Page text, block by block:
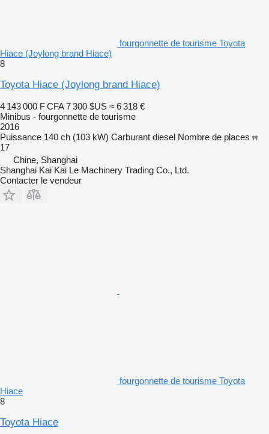
fourgonnette de tourisme Toyota
Hiace (Joylong brand Hiace)
8
Toyota Hiace (Joylong brand Hiace)
4 143 000 F CFA 7 300 $US ≈ 6 318 €
Minibus - fourgonnette de tourisme
2016
Puissance 140 ch (103 kW) Carburant diesel Nombre de places
17
Chine, Shanghai
Shanghai Kai Kai Le Machinery Trading Co., Ltd.
Contacter le vendeur
fourgonnette de tourisme Toyota
Hiace
8
Toyota Hiace